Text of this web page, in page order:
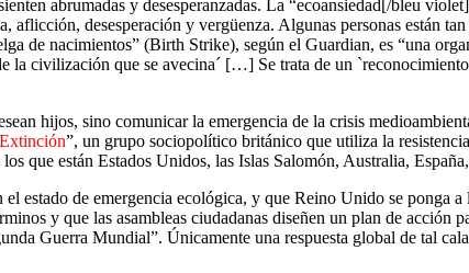
abrumadas y desesperanzadas. La “ecoansiedad[/bleu
aflicción, desesperación y vergüenza. Algunas personas están
de nacimientos” (Birth Strike), según el Guardian, es “una
la civilización que se avecina´ […] Se trata de un
hijos, sino comunicar la emergencia de la crisis
”, un grupo sociopolítico británico que utiliza la
que están Estados Unidos, las Islas Salomón, Australia,
estado de emergencia ecológica, y que Reino Unido se ponga
y que las asambleas ciudadanas diseñen un plan de
Guerra Mundial”. Únicamente una respuesta global de tal